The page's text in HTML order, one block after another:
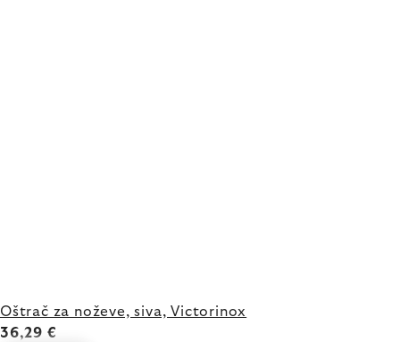
Oštrač za noževe, siva, Victorinox
36,29 €